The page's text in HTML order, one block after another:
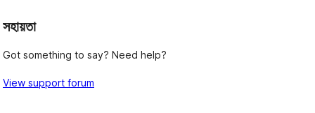
সহায়তা
Got something to say? Need help?
View support forum